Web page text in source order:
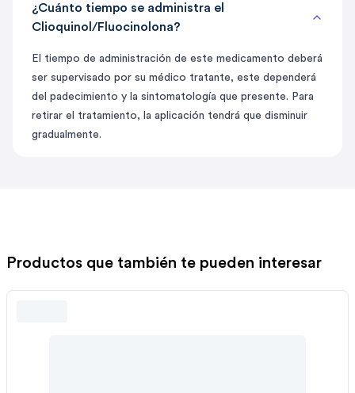
¿Cuánto tiempo se administra el
Clioquinol/Fluocinolona?
El tiempo de administración de este medicamento deberá
ser supervisado por su médico tratante, este dependerá
del padecimiento y la sintomatología que presente. Para
retirar el tratamiento, la aplicación tendrá que disminuir
gradualmente.
Productos que también te pueden interesar